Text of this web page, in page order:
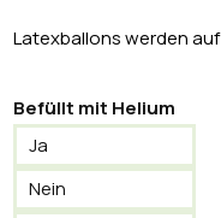
Latexballons werden
Befüllt mit Helium
Ja
Nein